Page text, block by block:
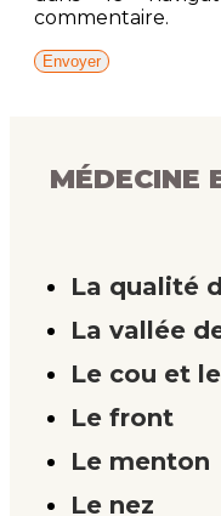
commentaire.
MÉDECINE
La qualité
La vallée
Le cou et
Le front
Le menton
Le nez